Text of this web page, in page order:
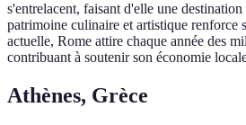
s'entrelacent, faisant d'elle une
patrimoine culinaire et artistique renforce
actuelle, Rome attire chaque année des
contribuant à soutenir son économie
Athènes, Grèce